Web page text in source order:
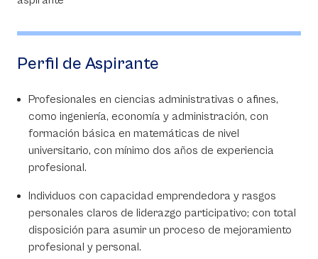
Perfil de Aspirante
Profesionales en ciencias administrativas o afines,
como ingeniería, economía y administración, con
formación básica en matemáticas de nivel
universitario, con mínimo dos años de experiencia
profesional.
Individuos con capacidad emprendedora y rasgos
personales claros de liderazgo participativo; con total
disposición para asumir un proceso de mejoramiento
profesional y personal.